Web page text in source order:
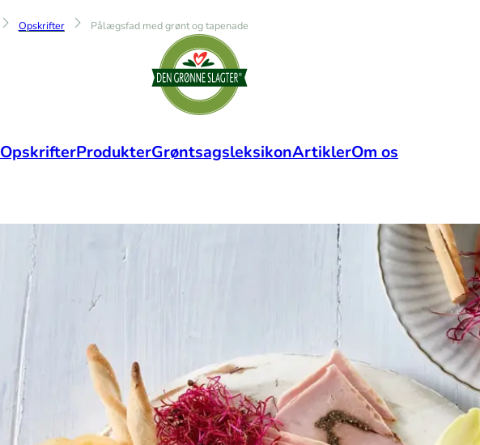
Opskrifter Pålægsfad med grønt og tapenade
OpskrifterProdukterGrøntsagsleksikonArtiklerOm os